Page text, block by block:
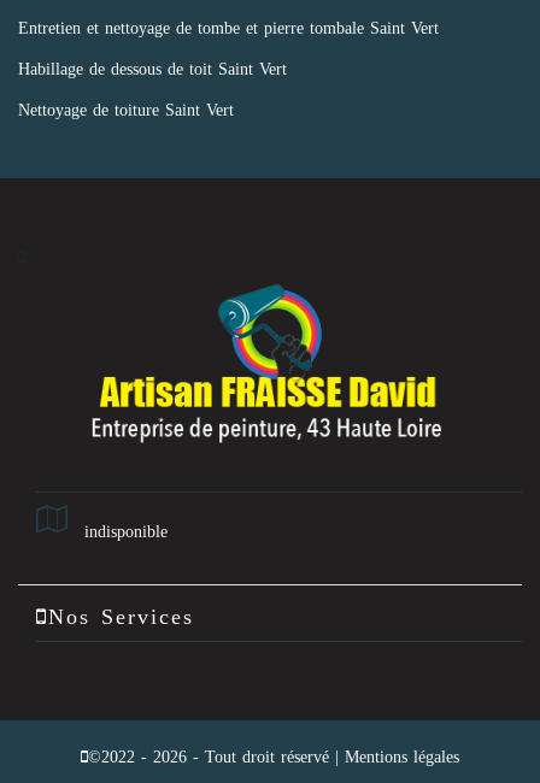
Entretien et nettoyage de tombe et pierre tombale Saint Vert
Habillage de dessous de toit Saint Vert
Nettoyage de toiture Saint Vert
indisponible
Nos Services
©2022 - 2026 - Tout droit réservé | Mentions légales